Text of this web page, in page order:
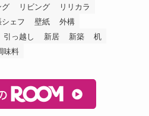
グ リビング
リリカラ
ェフ 壁紙
外構
引っ越し 新居 新築
机
味料